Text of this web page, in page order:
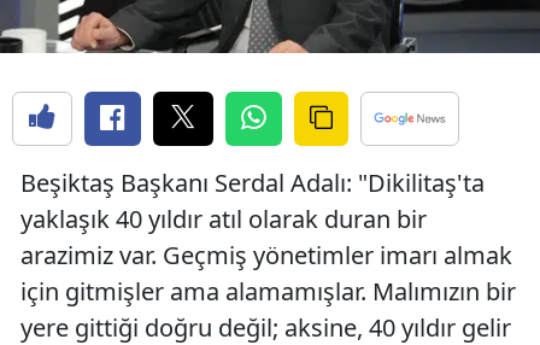
Beşiktaş Başkanı Serdal Adalı: "Dikilitaş'ta
yaklaşık 40 yıldır atıl olarak duran bir
arazimiz var. Geçmiş yönetimler imarı almak
için gitmişler ama alamamışlar. Malımızın bir
yere gittiği doğru değil; aksine, 40 yıldır gelir